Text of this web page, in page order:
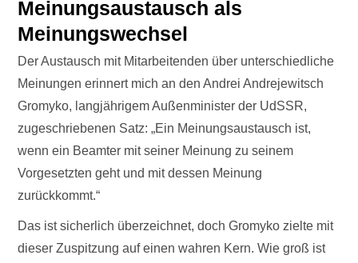
Meinungsaustausch als
Meinungswechsel
Der Austausch mit Mitarbeitenden über unterschiedliche
Meinungen erinnert mich an den Andrei Andrejewitsch
Gromyko, langjährigem Außenminister der UdSSR,
zugeschriebenen Satz: „Ein Meinungsaustausch ist,
wenn ein Beamter mit seiner Meinung zu seinem
Vorgesetzten geht und mit dessen Meinung
zurückkommt.“
Das ist sicherlich überzeichnet, doch Gromyko zielte mit
dieser Zuspitzung auf einen wahren Kern. Wie groß ist